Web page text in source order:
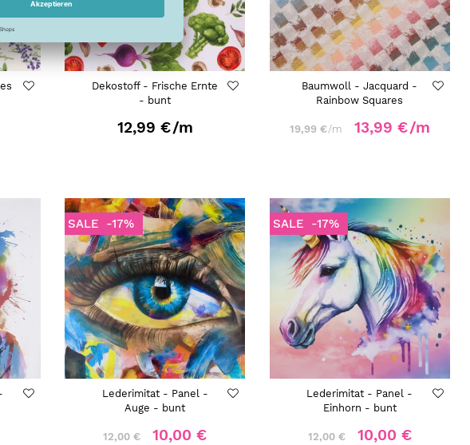
Dekostoff - Frische Ernte
- bunt
12,99 €/m
Baumwoll - Jacquard -
Rainbow Squares
19,99 €/m 13,99 €/m
SALE -17%
Lederimitat - Panel -
Auge - bunt
12,00 € 10,00 €
SALE -17%
Lederimitat - Panel -
Einhorn - bunt
12,00 € 10,00 €